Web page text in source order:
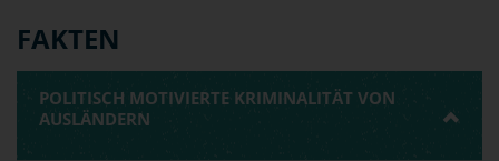
FAKTEN
POLITISCH MOTIVIERTE KRIMINALITÄT VON
AUSLÄNDERN